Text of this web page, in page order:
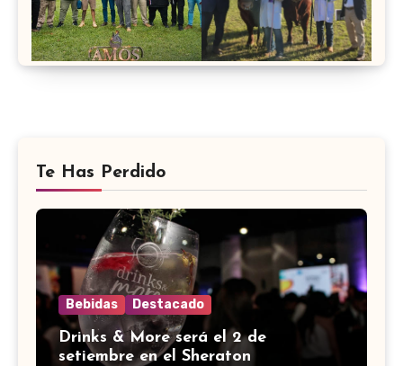
Te Has Perdido
Bebidas Destacado
Drinks & More será el 2 de
setiembre en el Sheraton